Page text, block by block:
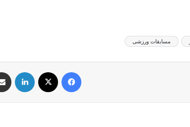
مسابقات ورزشی